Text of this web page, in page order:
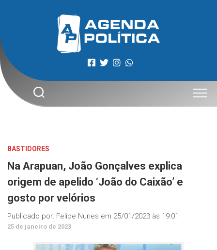
BASTIDORES
Na Arapuan, João Gonçalves explica
origem de apelido ‘João do Caixão’ e
gosto por velórios
Publicado por: Felipe Nunes em 25/01/2023 às 19:01
25 de janeiro de 2023